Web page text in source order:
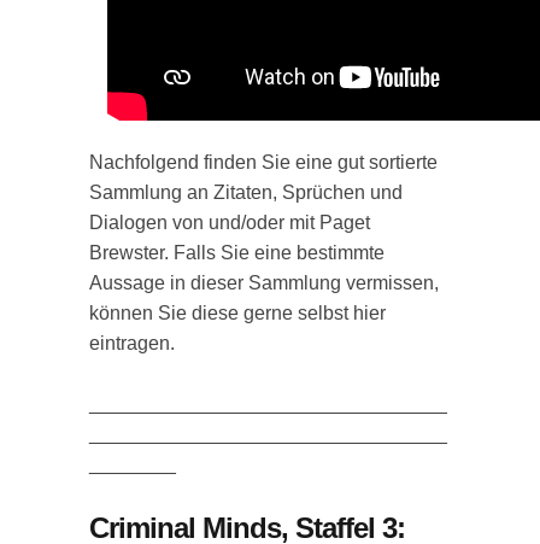
Nachfolgend finden Sie eine gut sortierte
Sammlung an Zitaten, Sprüchen und
Dialogen von und/oder mit Paget
Brewster. Falls Sie eine bestimmte
Aussage in dieser Sammlung vermissen,
können Sie diese gerne selbst hier
eintragen.
Criminal Minds, Staffel 3: